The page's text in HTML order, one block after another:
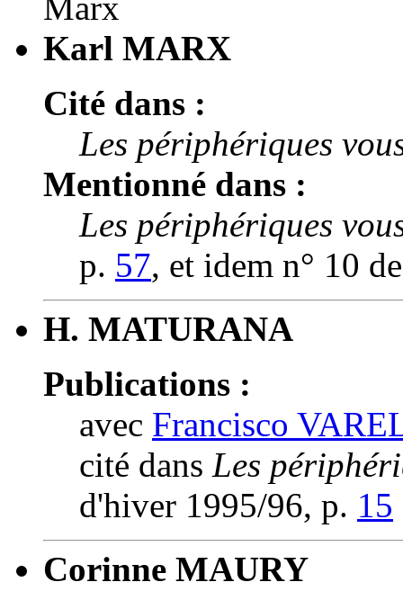
Karl MARX
Cité dans :
Les périphériques
Mentionné dans :
Les périphériques
p. 57, et idem n° 10
H. MATURANA
Publications :
avec Francisco
cité dans Les
d'hiver 1995/96, p. 15
Corinne MAURY